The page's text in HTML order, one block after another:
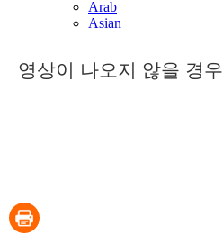
영상이 나오지 않을 경우